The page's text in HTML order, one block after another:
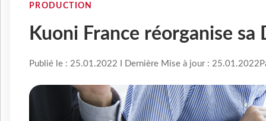
PRODUCTION
Kuoni France réorganise
Publié le : 25.01.2022 I Dernière Mise à jour : 25.01.2022